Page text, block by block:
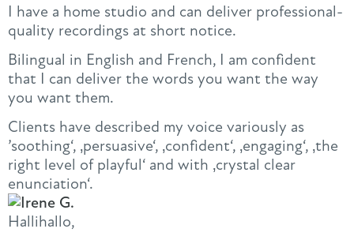
I have a home studio and can deliver professional-
quality recordings at short notice.
Bilingual in English and French, I am confident
that I can deliver the words you want the way
you want them.
Clients have described my voice variously as
’soothing‘, ‚persuasive‘, ‚confident‘, ‚engaging‘, ‚the
right level of playful‘ and with ‚crystal clear
enunciation‘.
Hallihallo,